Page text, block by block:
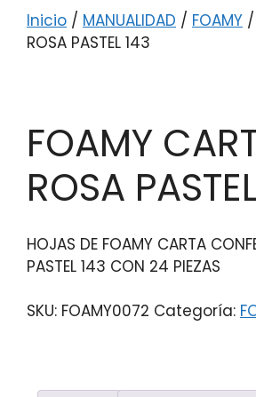
Inicio / MANUALIDAD / FOAMY /
ROSA PASTEL 143
FOAMY
ROSA
HOJAS DE FOAMY CARTA
PASTEL 143 CON 24 PIEZAS
SKU: FOAMY0072 Categoría: